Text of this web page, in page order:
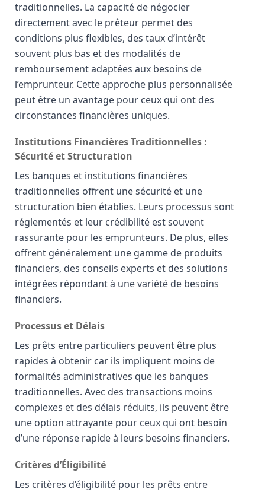
traditionnelles. La capacité de négocier
directement avec le prêteur permet des
conditions plus flexibles, des taux d’intérêt
souvent plus bas et des modalités de
remboursement adaptées aux besoins de
l’emprunteur. Cette approche plus personnalisée
peut être un avantage pour ceux qui ont des
circonstances financières uniques.
Institutions Financières Traditionnelles :
Sécurité et Structuration
Les banques et institutions financières
traditionnelles offrent une sécurité et une
structuration bien établies. Leurs processus sont
réglementés et leur crédibilité est souvent
rassurante pour les emprunteurs. De plus, elles
offrent généralement une gamme de produits
financiers, des conseils experts et des solutions
intégrées répondant à une variété de besoins
financiers.
Processus et Délais
Les prêts entre particuliers peuvent être plus
rapides à obtenir car ils impliquent moins de
formalités administratives que les banques
traditionnelles. Avec des transactions moins
complexes et des délais réduits, ils peuvent être
une option attrayante pour ceux qui ont besoin
d’une réponse rapide à leurs besoins financiers.
Critères d’Éligibilité
Les critères d’éligibilité pour les prêts entre